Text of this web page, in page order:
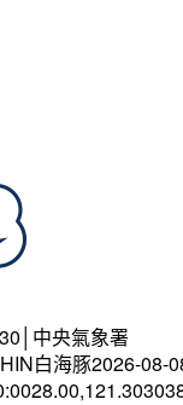
中央氣象署
白海豚2026-08-